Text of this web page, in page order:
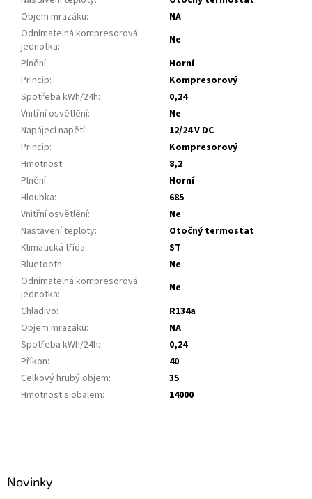
Objem mrazáku:
NA
Odnímatelná kompresorová
jednotka:
Ne
Plnění:
Horní
Princip:
Kompresorový
Spotřeba kWh/24h:
0,24
Vnitřní osvětlění:
Ne
Napájecí napětí:
12/24 V DC
Princip:
Kompresorový
Hmotnost:
8,2
Plnění:
Horní
Hloubka:
685
Vnitřní osvětlění:
Ne
Nastavení teploty:
Otočný termostat
Klimatická třída:
ST
Bluetooth:
Ne
Odnímatelná kompresorová
jednotka:
Ne
Chladivo:
R134a
Objem mrazáku:
NA
Spotřeba kWh/24h:
0,24
Příkon:
40
Celkový hrubý objem:
35
Hmotnost s obalem: 14000
Novinky